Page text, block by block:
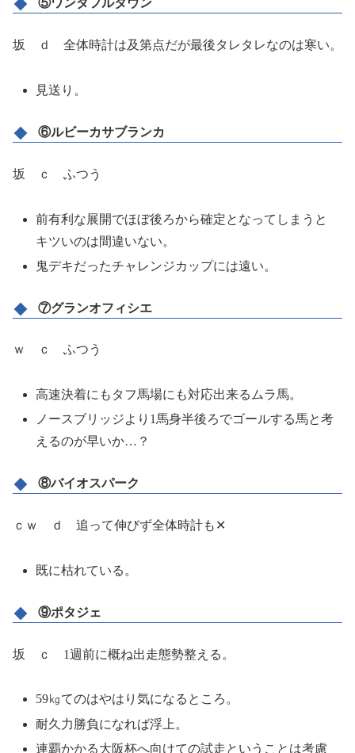
⑤ワンダフルタウン
坂 ｄ 全体時計は及第点だが最後タレタレなのは寒い。
見送り。
⑥ルビーカサブランカ
坂 ｃ ふつう
前有利な展開でほぼ後ろから確定となってしまうと
キツいのは間違いない。
鬼デキだったチャレンジカップには遠い。
⑦グランオフィシエ
ｗ ｃ ふつう
高速決着にもタフ馬場にも対応出来るムラ馬。
ノースブリッジより1馬身半後ろでゴールする馬と考
えるのが早いか…？
⑧バイオスパーク
ｃｗ ｄ 追って伸びず全体時計も✕
既に枯れている。
⑨ポタジェ
坂 ｃ 1週前に概ね出走態勢整える。
59㎏てのはやはり気になるところ。
耐久力勝負になれば浮上。
連覇かかる大阪杯へ向けての試走ということは考慮